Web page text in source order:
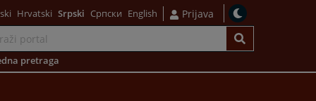
Hrvatski Srpski Српски English Prijava
pretraga